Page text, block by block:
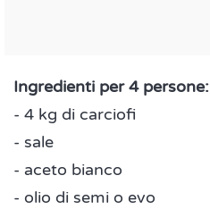
Ingredienti per 4 persone:
- 4 kg di carciofi
- sale
- aceto bianco
- olio di semi o evo